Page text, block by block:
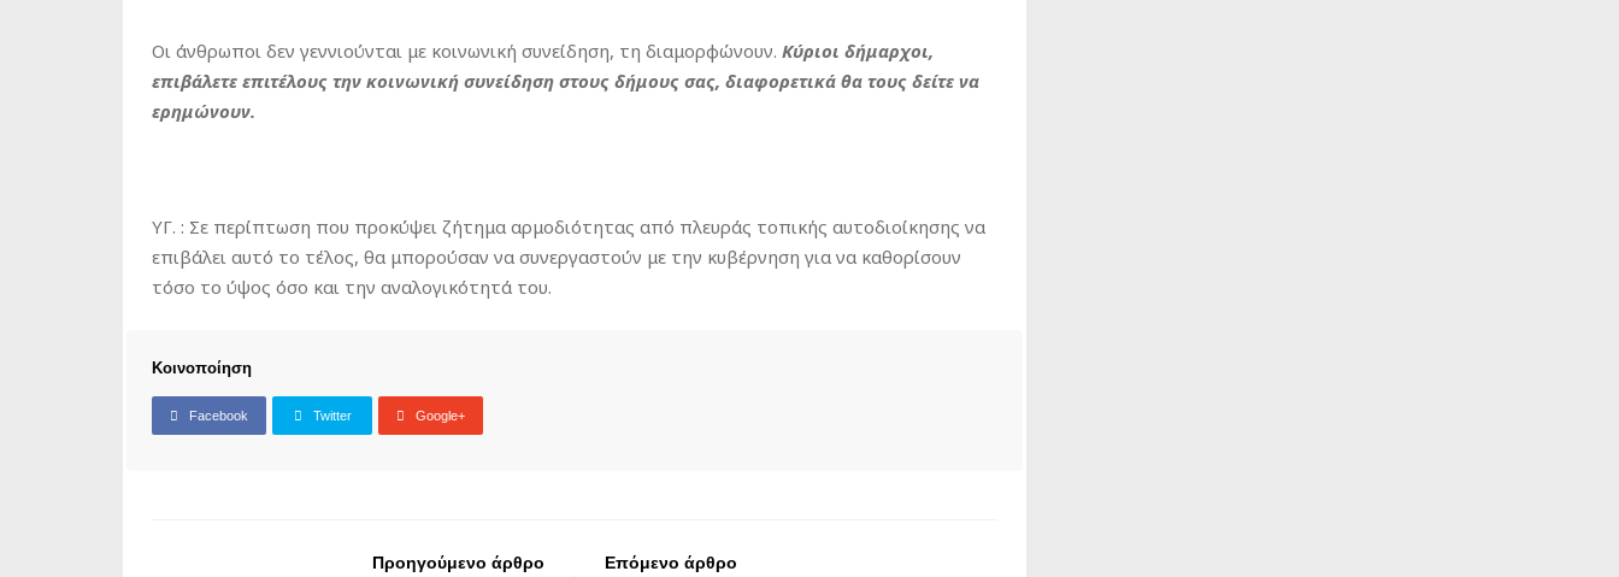
Οι άνθρωποι δεν γεννιούνται με κοινωνική συνείδηση, τη διαμορφώνουν. Κύριοι δήμαρχοι,
επιβάλετε επιτέλους την κοινωνική συνείδηση στους δήμους σας, διαφορετικά θα τους δείτε να
ερημώνουν.
ΥΓ. : Σε περίπτωση που προκύψει ζήτημα αρμοδιότητας από πλευράς τοπικής αυτοδιοίκησης να
επιβάλει αυτό το τέλος, θα μπορούσαν να συνεργαστούν με την κυβέρνηση για να καθορίσουν
τόσο το ύψος όσο και την αναλογικότητά του.
Κοινοποίηση
Facebook Twitter Google+
Προηγούμενο άρθρο Επόμενο άρθρο